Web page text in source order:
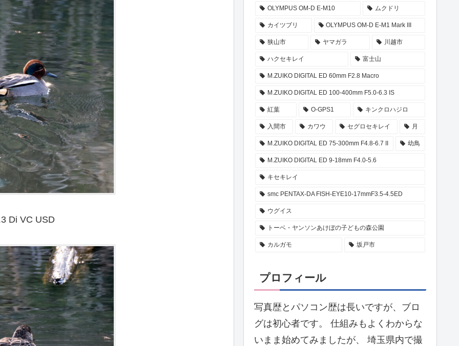
Di VC USD
OLYMPUS OM-D E-M10 ムクドリ
カイツブリ OLYMPUS OM-D E-M1 Mark III
狭山市 ヤマガラ 川越市
ハクセキレイ 富士山
M.ZUIKO DIGITAL ED 60mm F2.8 Macro
M.ZUIKO DIGITAL ED 100-400mm F5.0-6.3 IS
紅葉 O-GPS1 キンクロハジロ
入間市 カワウ セグロセキレイ 月
M.ZUIKO DIGITAL ED 75-300mm F4.8-6.7 II 幼鳥
M.ZUIKO DIGITAL ED 9-18mm F4.0-5.6
キセキレイ
smc PENTAX-DA FISH-EYE10-17mmF3.5-4.5ED
ウグイス
トーベ・ヤンソンあけぼの子どもの森公園
カルガモ 坂戸市
プロフィール
写真歴とパソコン歴は長いですが、ブロ
グは初心者です。 仕組みもよくわからな
いまま始めてみましたが、 埼玉県内で撮